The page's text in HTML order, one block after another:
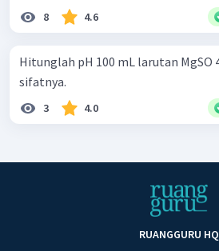
8 4.6
Hitunglah pH 100 mL larutan MgSO
sifatnya.
3 4.0
RUANGGURU HQ